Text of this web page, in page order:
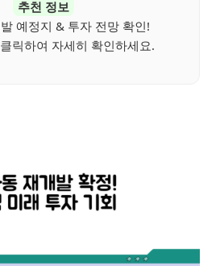
추천 정보
예정지 & 투자 전망 확인!
릭하여 자세히 확인하세요.